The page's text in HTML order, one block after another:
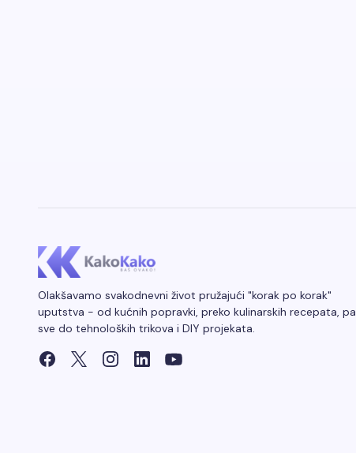
Olakšavamo svakodnevni život pružajući "korak po korak"
uputstva - od kućnih popravki, preko kulinarskih recepata, pa
sve do tehnoloških trikova i DIY projekata.